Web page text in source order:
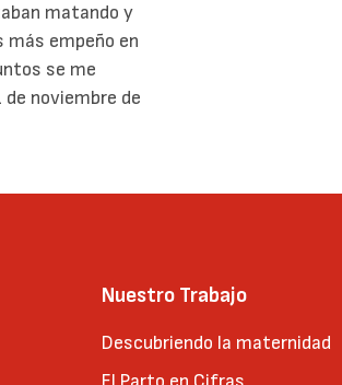
matando y
más empeño en
se me
noviembre de
Nuestro Trabajo
Descubriendo la maternidad